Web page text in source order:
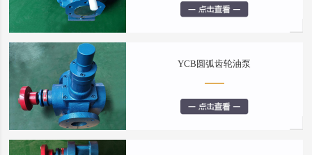
YCB圆弧齿轮油泵